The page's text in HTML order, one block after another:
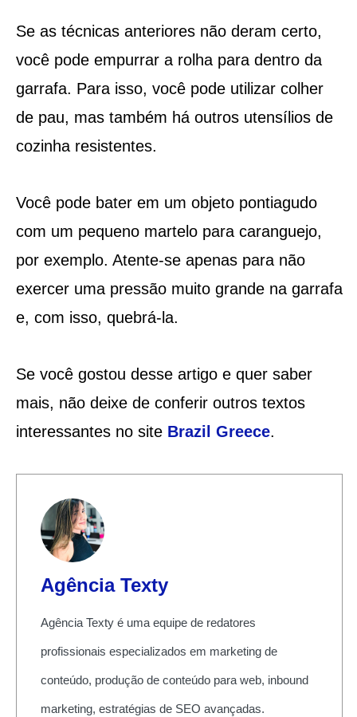
Se as técnicas anteriores não deram certo,
você pode empurrar a rolha para dentro da
garrafa. Para isso, você pode utilizar colher
de pau, mas também há outros utensílios de
cozinha resistentes.
Você pode bater em um objeto pontiagudo
com um pequeno martelo para caranguejo,
por exemplo. Atente-se apenas para não
exercer uma pressão muito grande na garrafa
e, com isso, quebrá-la.
Se você gostou desse artigo e quer saber
mais, não deixe de conferir outros textos
interessantes no site Brazil Greece.
Agência Texty
Agência Texty é uma equipe de redatores
profissionais especializados em marketing de
conteúdo, produção de conteúdo para web, inbound
marketing, estratégias de SEO avançadas.